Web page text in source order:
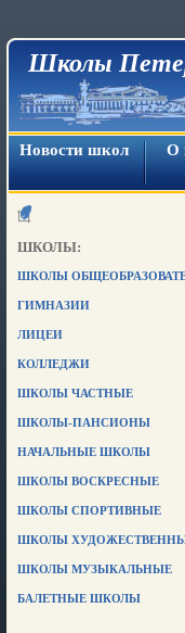
Школы
Новости школ О
ШКОЛЫ:
ШКОЛЫ
ГИМНАЗИИ
ЛИЦЕИ
КОЛЛЕДЖИ
ШКОЛЫ ЧАСТНЫЕ
ШКОЛЫ-ПАНСИОНЫ
НАЧАЛЬНЫЕ ШКОЛЫ
ШКОЛЫ ВОСКРЕСНЫЕ
ШКОЛЫ СПОРТИВНЫЕ
ШКОЛЫ
ШКОЛЫ МУЗЫКАЛЬНЫЕ
БАЛЕТНЫЕ ШКОЛЫ